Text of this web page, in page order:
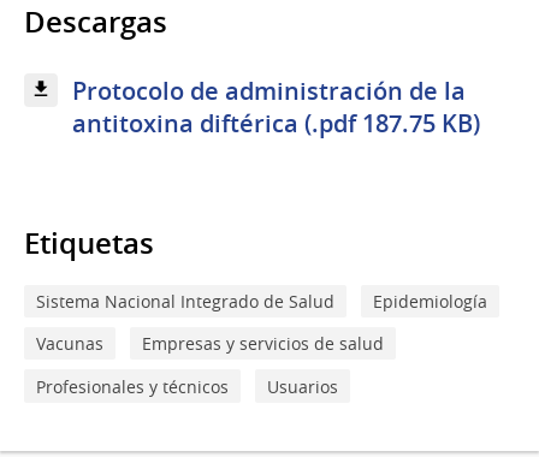
Descargas
Protocolo de administración de la
antitoxina diftérica (.pdf 187.75 KB)
Etiquetas
Sistema Nacional Integrado de Salud
Epidemiología
Vacunas
Empresas y servicios de salud
Profesionales y técnicos
Usuarios